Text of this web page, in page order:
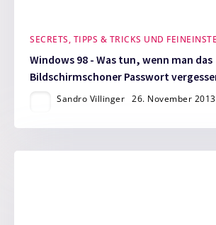
SECRETS, TIPPS & TRICKS UND
Windows 98 - Was tun, wenn man das
Bildschirmschoner Passwort
Sandro Villinger 26. November 2013